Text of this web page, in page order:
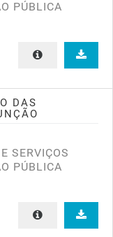
PÚBLICA
DAS
SERVIÇOS
PÚBLICA